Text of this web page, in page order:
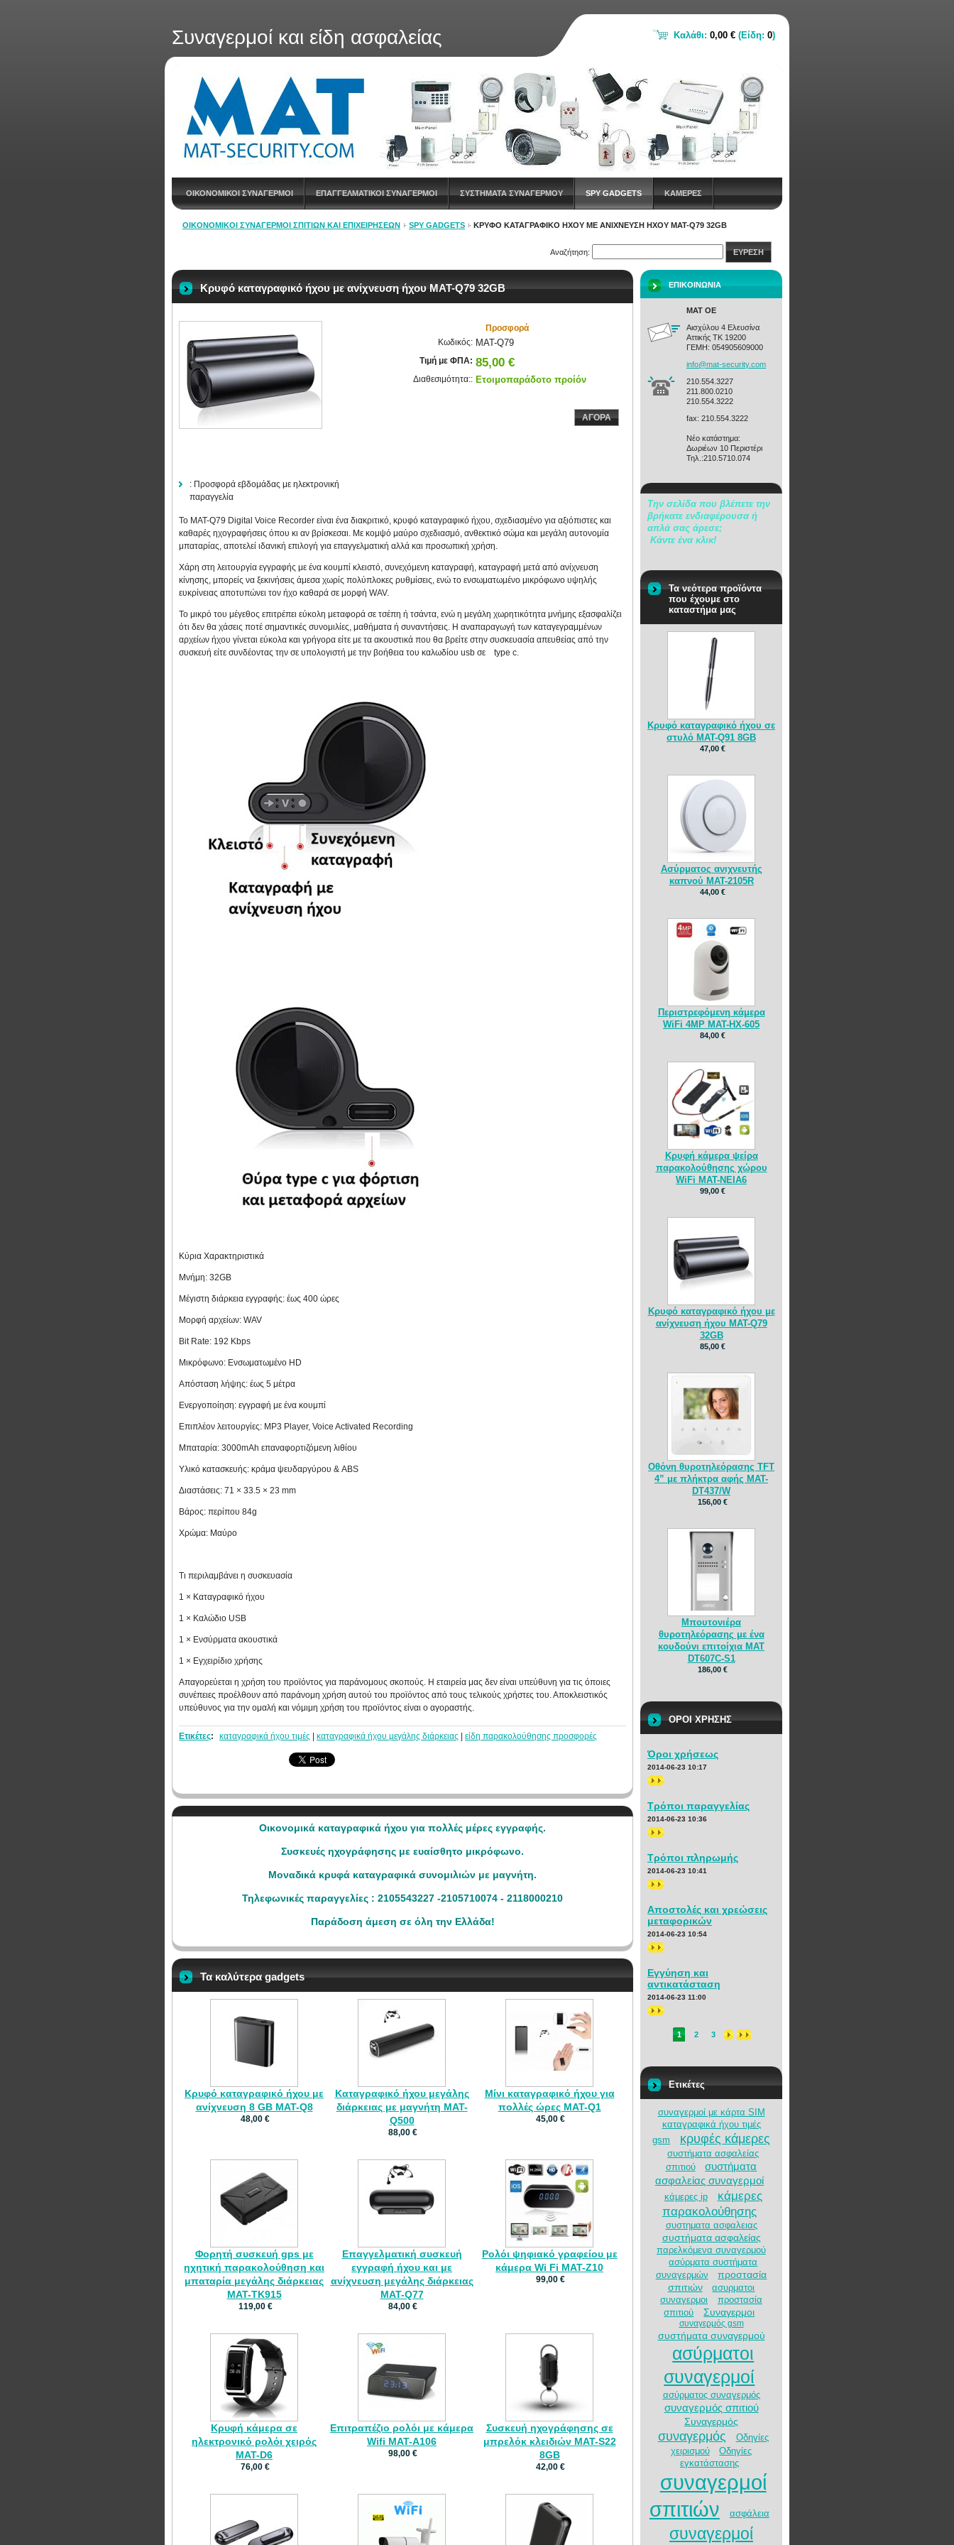
Συναγερμοί και είδη ασφαλείας
ΟΙΚΟΝΟΜΙΚΟΙ ΣΥΝΑΓΕΡΜΟΙ ΕΠΑΓΓΕΛΜΑΤΙΚΟΙ ΣΥΝΑΓΕΡΜΟΙ ΣΥΣΤΗΜΑΤΑ ΣΥΝΑΓΕΡΜΟΥ SPY GADGETS ΚΑΜΕΡΕΣ
ΟΙΚΟΝΟΜΙΚΟΊ ΣΥΝΑΓΕΡΜΟΊ ΣΠΙΤΙΏΝ ΚΑΙ ΕΠΙΧΕΙΡΉΣΕΩΝ SPY GADGETS ΚΡΥΦΌ ΚΑΤΑΓΡΑΦΙΚΌ ΉΧΟΥ ΜΕ ΑΝΊΧΝΕΥΣΗ ΉΧΟΥ MAT-Q79 32GB
Αναζήτηση: ΕΥΡΕΣΗ
Κρυφό καταγραφικό ήχου με ανίχνευση ήχου MAT-Q79 32GB
: Προσφορά εβδομάδας με ηλεκτρονική
παραγγελία
Προσφορά
Κωδικός: MAT-Q79
Τιμή με ΦΠΑ: 85,00 €
Διαθεσιμότητα:: Ετοιμοπαράδοτο προίόν
ΑΓΟΡΑ
Το MAT-Q79 Digital Voice Recorder είναι ένα διακριτικό, κρυφό καταγραφικό ήχου, σχεδιασμένο για αξιόπιστες και
καθαρές ηχογραφήσεις όπου κι αν βρίσκεσαι. Με κομψό μαύρο σχεδιασμό, ανθεκτικό σώμα και μεγάλη αυτονομία
μπαταρίας, αποτελεί ιδανική επιλογή για επαγγελματική αλλά και προσωπική χρήση.
Χάρη στη λειτουργία εγγραφής με ένα κουμπί κλειστό, συνεχόμενη καταγραφή, καταγραφή μετά από ανίχνευση
κίνησης, μπορείς να ξεκινήσεις άμεσα χωρίς πολύπλοκες ρυθμίσεις, ενώ το ενσωματωμένο μικρόφωνο υψηλής
ευκρίνειας αποτυπώνει τον ήχο καθαρά σε μορφή WAV.
Το μικρό του μέγεθος επιτρέπει εύκολη μεταφορά σε τσέπη ή τσάντα, ενώ η μεγάλη χωρητικότητα μνήμης εξασφαλίζει
ότι δεν θα χάσεις ποτέ σημαντικές συνομιλίες, μαθήματα ή συναντήσεις. Η αναπαραγωγή των καταγεγραμμένων
αρχείων ήχου γίνεται εύκολα και γρήγορα είτε με τα ακουστικά που θα βρείτε στην συσκευασία απευθείας από την
συσκευή είτε συνδέοντας την σε υπολογιστή με την βοήθεια του καλωδίου usb σε type c.
Κύρια Χαρακτηριστικά
Μνήμη: 32GB
Μέγιστη διάρκεια εγγραφής: έως 400 ώρες
Μορφή αρχείων: WAV
Bit Rate: 192 Kbps
Μικρόφωνο: Ενσωματωμένο HD
Απόσταση λήψης: έως 5 μέτρα
Ενεργοποίηση: εγγραφή με ένα κουμπί
Επιπλέον λειτουργίες: MP3 Player, Voice Activated Recording
Μπαταρία: 3000mAh επαναφορτιζόμενη λιθίου
Υλικό κατασκευής: κράμα ψευδαργύρου & ABS
Διαστάσεις: 71 × 33.5 × 23 mm
Βάρος: περίπου 84g
Χρώμα: Μαύρο
Τι περιλαμβάνει η συσκευασία
1 × Καταγραφικό ήχου
1 × Καλώδιο USB
1 × Ενσύρματα ακουστικά
1 × Εγχειρίδιο χρήσης
Απαγορεύεται η χρήση του προϊόντος για παράνομους σκοπούς. Η εταιρεία μας δεν είναι υπεύθυνη για τις όποιες
συνέπειες προέλθουν από παράνομη χρήση αυτού του προϊόντος από τους τελικούς χρήστες του. Αποκλειστικός
υπεύθυνος για την ομαλή και νόμιμη χρήση του προϊόντος είναι ο αγοραστής.
Ετικέτες: καταγραφικά ήχου τιμές καταγραφικά ήχου μεγάλης διάρκειας είδη παρακολούθησης προσφορές
Οικονομικά καταγραφικά ήχου για πολλές μέρες εγγραφής.
Συσκευές ηχογράφησης με ευαίσθητο μικρόφωνο.
Μοναδικά κρυφά καταγραφικά συνομιλιών με μαγνήτη.
Τηλεφωνικές παραγγελίες : 2105543227 -2105710074 - 2118000210
Παράδοση άμεση σε όλη την Ελλάδα!
Τα καλύτερα gadgets
Κρυφό καταγραφικό ήχου με
ανίχνευση 8 GB MAT-Q8
48,00 €
Καταγραφικό ήχου μεγάλης
διάρκειας με μαγνήτη MAT-
Q500
88,00 €
Μίνι καταγραφικό ήχου για
πολλές ώρες MAT-Q1
45,00 €
Φορητή συσκευή gps με
ηχητική παρακολούθηση και
μπαταρία μεγάλης διάρκειας
MAT-TK915
119,00 €
Επαγγελματική συσκευή
εγγραφή ήχου και με
ανίχνευση μεγάλης διάρκειας
MAT-Q77
84,00 €
Ρολόι ψηφιακό γραφείου με
κάμερα Wi Fi MAT-Z10
99,00 €
Κρυφή κάμερα σε
ηλεκτρονικό ρολόι χειρός
MAT-D6
76,00 €
Επιτραπέζιο ρολόι με κάμερα
Wifi MAT-A106
98,00 €
Συσκευή ηχογράφησης σε
μπρελόκ κλειδιών MAT-S22
8GB
42,00 €
ΕΠΙΚΟΙΝΩΝΙΑ
ΜΑΤ ΟΕ
Αισχύλου 4 Ελευσίνα
Αττικής ΤΚ 19200
ΓΕΜΗ: 054905609000
info@mat-security.com
210.554.3227
211.800.0210
210.554.3222
fax: 210.554.3222
Νέο κατάστημα:
Δωριέων 10 Περιστέρι
Τηλ.:210.5710.074
Την σελίδα που βλέπετε την
βρήκατε ενδιαφέρουσα ή
απλά σας άρεσε;
Κάντε ένα κλικ!
Τα νεότερα προϊόντα
που έχουμε στο
καταστήμα μας
Κρυφό καταγραφικό ήχου σε
στυλό MAT-Q91 8GB
47,00 €
Ασύρματος ανιχνευτής
καπνού MAT-2105R
44,00 €
Περιστρεφόμενη κάμερα
WiFi 4MP MAT-HX-605
84,00 €
Κρυφή κάμερα ψείρα
παρακολούθησης χώρου
WiFi MAT-NEIA6
99,00 €
Κρυφό καταγραφικό ήχου με
ανίχνευση ήχου MAT-Q79
32GB
85,00 €
Οθόνη θυροτηλεόρασης TFT
4” με πλήκτρα αφής MAT-
DT437/W
156,00 €
Μπουτονιέρα
θυροτηλεόρασης με ένα
κουδούνι επιτοίχια MAT
DT607C-S1
186,00 €
ΟΡΟΙ ΧΡΗΣΗΣ
Όροι χρήσεως
2014-06-23 10:17
>>
Τρόποι παραγγελίας
2014-06-23 10:36
>>
Τρόποι πληρωμής
2014-06-23 10:41
>>
Αποστολές και χρεώσεις
μεταφορικών
2014-06-23 10:54
>>
Εγγύηση και
αντικατάσταση
2014-06-23 11:00
>>
1 2 3
Ετικέτες
συναγερμοί με κάρτα SIM
καταγραφικά ήχου τιμές
gsm
κρυφές κάμερες
συστήματα ασφαλείας
σπιτιού
συστήματα
ασφαλείας συναγερμοί
κάμερες ip
κάμερες
παρακολούθησης
συστηματα ασφαλειας
συστήματα ασφαλείας
παρελκόμενα συναγερμού
ασύρματα συστήματα
συναγερμών
προστασία
σπιτιών
ασυρματοι
συναγερμοι
προστασία
σπιτιού
Συναγερμοι
συναγερμός gsm
συστήματα συναγερμού
ασύρματοι
συναγερμοί
ασύρματος συναγερμός
συναγερμός σπιτιού
Συναγερμός
συναγερμός
Οδηγίες
χειρισμού
Οδηγίες
εγκατάστασης
συναγερμοί
σπιτιών
ασφάλεια
συναγερμοί
Καλάθι: 0,00 € (Είδη: 0)